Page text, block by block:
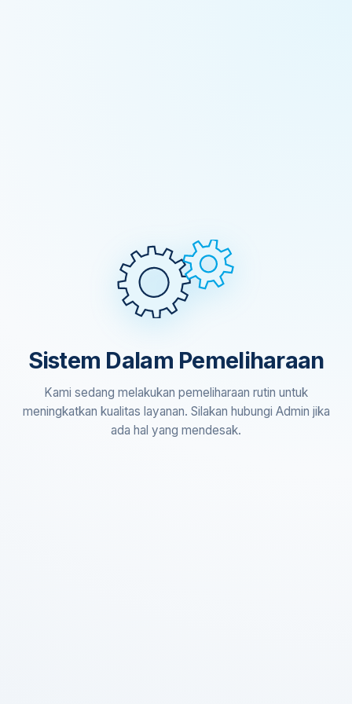
Sistem Dalam Pemeliharaan
Kami sedang melakukan pemeliharaan rutin untuk
meningkatkan kualitas layanan. Silakan hubungi Admin jika
ada hal yang mendesak.